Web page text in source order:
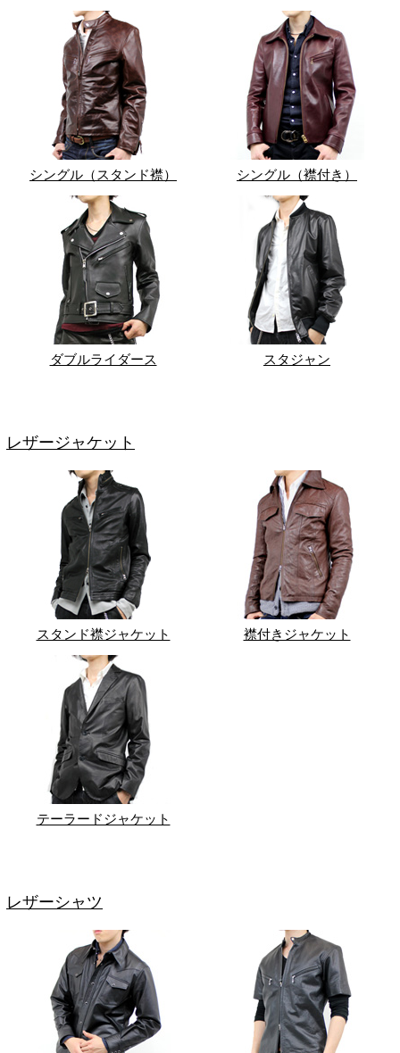
シングル（スタンド襟） シングル（襟付き）
ダブルライダース スタジャン
レザージャケット
スタンド襟ジャケット 襟付きジャケット
テーラードジャケット
レザーシャツ